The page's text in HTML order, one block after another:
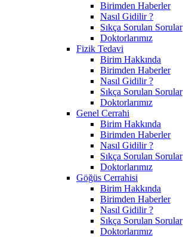
Birimden Haberler
Nasıl Gidilir ?
Sıkça Sorulan Sorular
Doktorlarımız
Fizik Tedavi
Birim Hakkında
Birimden Haberler
Nasıl Gidilir ?
Sıkça Sorulan Sorular
Doktorlarımız
Genel Cerrahi
Birim Hakkında
Birimden Haberler
Nasıl Gidilir ?
Sıkça Sorulan Sorular
Doktorlarımız
Göğüs Cerrahisi
Birim Hakkında
Birimden Haberler
Nasıl Gidilir ?
Sıkça Sorulan Sorular
Doktorlarımız